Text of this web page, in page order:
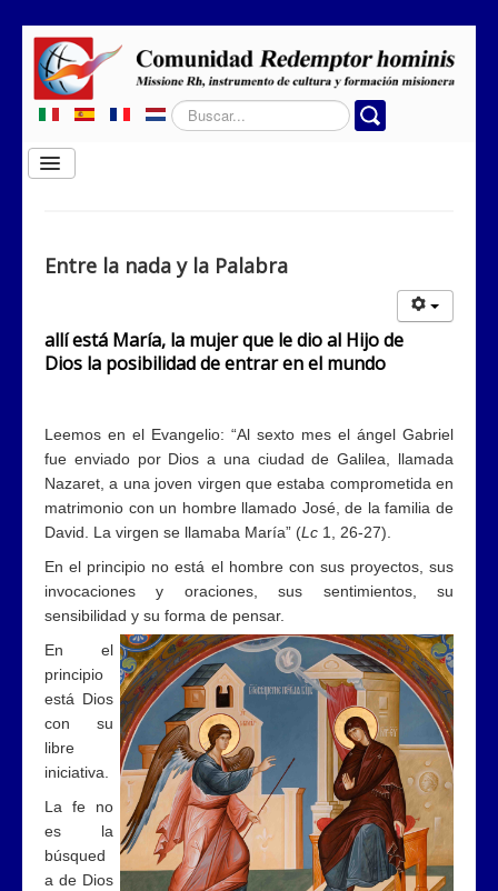
Buscar...
Cambiar
Quiénes somos
Secciones
Contactos
Entre la nada y la Palabra
allí está María, la mujer que le dio al Hijo de
Dios la posibilidad de entrar en el mundo
Leemos en el Evangelio: “Al sexto mes el ángel Gabriel
fue enviado por Dios a una ciudad de Galilea, llamada
Nazaret, a una joven virgen que estaba comprometida en
matrimonio con un hombre llamado José, de la familia de
David. La virgen se llamaba María” (Lc 1, 26-27).
En el principio no está el hombre con sus proyectos, sus
invocaciones y oraciones, sus sentimientos, su
sensibilidad y su forma de pensar.
En el
principio
está Dios
con su
libre
iniciativa.
La fe no
es la
búsqued
a de Dios